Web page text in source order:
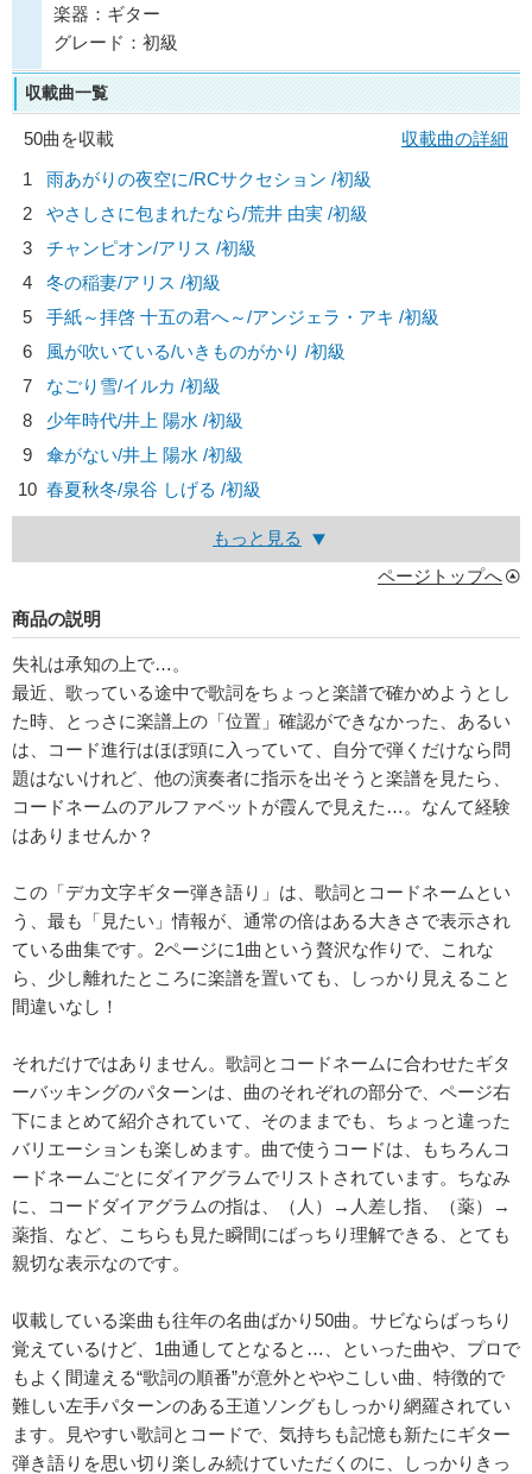
楽器：ギター
グレード：初級
収載曲一覧
50曲を収載
収載曲の詳細
1
雨あがりの夜空に/RCサクセション /初級
2
やさしさに包まれたなら/荒井 由実 /初級
3
チャンピオン/アリス /初級
4
冬の稲妻/アリス /初級
5
手紙～拝啓 十五の君へ～/アンジェラ・アキ /初級
6
風が吹いている/いきものがかり /初級
7
なごり雪/イルカ /初級
8
少年時代/井上 陽水 /初級
9
傘がない/井上 陽水 /初級
10 春夏秋冬/泉谷 しげる /初級
もっと見る
ページトップへ
商品の説明
失礼は承知の上で…。
最近、歌っている途中で歌詞をちょっと楽譜で確かめようとし
た時、とっさに楽譜上の「位置」確認ができなかった、あるい
は、コード進行はほぼ頭に入っていて、自分で弾くだけなら問
題はないけれど、他の演奏者に指示を出そうと楽譜を見たら、
コードネームのアルファベットが霞んで見えた…。なんて経験
はありませんか？
この「デカ文字ギター弾き語り」は、歌詞とコードネームとい
う、最も「見たい」情報が、通常の倍はある大きさで表示され
ている曲集です。2ページに1曲という贅沢な作りで、これな
ら、少し離れたところに楽譜を置いても、しっかり見えること
間違いなし！
それだけではありません。歌詞とコードネームに合わせたギタ
ーバッキングのパターンは、曲のそれぞれの部分で、ページ右
下にまとめて紹介されていて、そのままでも、ちょっと違った
バリエーションも楽しめます。曲で使うコードは、もちろんコ
ードネームごとにダイアグラムでリストされています。ちなみ
に、コードダイアグラムの指は、（人）→人差し指、（薬）→
薬指、など、こちらも見た瞬間にばっちり理解できる、とても
親切な表示なのです。
収載している楽曲も往年の名曲ばかり50曲。サビならばっちり
覚えているけど、1曲通してとなると…、といった曲や、プロで
もよく間違える“歌詞の順番”が意外とややこしい曲、特徴的で
難しい左手パターンのある王道ソングもしっかり網羅されてい
ます。見やすい歌詞とコードで、気持ちも記憶も新たにギター
弾き語りを思い切り楽しみ続けていただくのに、しっかりきっ